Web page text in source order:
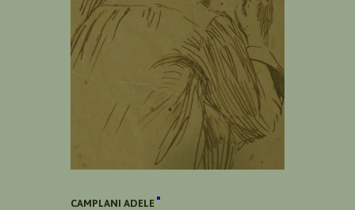
CAMPLANI ADELE